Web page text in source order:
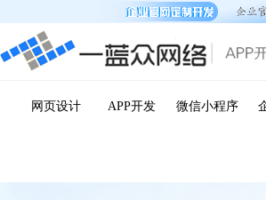
网页设计 APP开发 微信小程序